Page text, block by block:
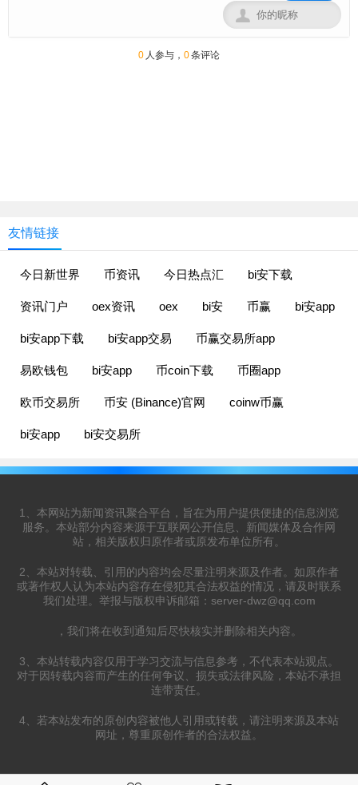

0 人参与， 0条评论
友情链接
今日新世界 币资讯 今日热点汇 bi安下载
资讯门户 oex资讯 oex bi安 币赢 bi安app
bi安app下载 bi安app交易 币赢交易所app
易欧钱包 bi安app 币coin下载 币圈app
欧币交易所 币安 (Binance)官网 coinw币赢
bi安app bi安交易所
1、本网站为新闻资讯聚合平台，旨在为用户提供便捷的信息浏览
服务。本站部分内容来源于互联网公开信息、新闻媒体及合作网
站，相关版权归原作者或原发布单位所有。
2、本站对转载、引用的内容均会尽量注明来源及作者。如原作者
或著作权人认为本站内容存在侵犯其合法权益的情况，请及时联系
我们处理。举报与版权申诉邮箱： server-dwz@qq.com
，我们将在收到通知后尽快核实并删除相关内容。
3、本站转载内容仅用于学习交流与信息参考，不代表本站观点。
对于因转载内容而产生的任何争议、损失或法律风险，本站不承担
连带责任。
4、若本站发布的原创内容被他人引用或转载，请注明来源及本站
网址，尊重原创作者的合法权益。